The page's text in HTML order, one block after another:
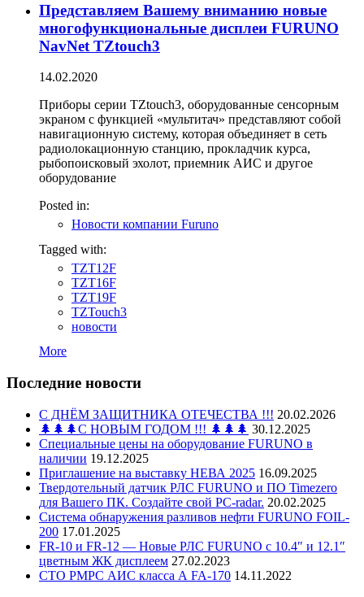
Представляем Вашему вниманию новые
многофункциональные дисплеи FURUNO
NavNet TZtouch3
14.02.2020
Приборы серии TZtouch3, оборудованные сенсорным
экраном с функцией «мультитач» представляют собой
навигационную систему, которая объединяет в сеть
радиолокационную станцию, прокладчик курса,
рыбопоисковый эхолот, приемник АИС и другое
оборудование
Posted in:
Новости компании Furuno
Tagged with:
TZT12F
TZT16F
TZT19F
TZTouch3
новости
More
Последние новости
С ДНЁМ ЗАЩИТНИКА ОТЕЧЕСТВА !!! 20.02.2026
🌲🌲🌲С НОВЫМ ГОДОМ !!! 🌲🌲🌲 30.12.2025
Специальные цены на оборудование FURUNO в
наличии 19.12.2025
Приглашение на выставку НЕВА 2025 16.09.2025
Твердотельный датчик РЛС FURUNO и ПО Timezero
для Вашего ПК. Создайте свой PC-radar. 20.02.2025
Система обнаружения разливов нефти FURUNO FOIL-
200 17.01.2025
FR-10 и FR-12 — Новые РЛС FURUNO c 10.4″ и 12.1″
цветным ЖК дисплеем 27.02.2023
СТО РМРС АИС класса А FA-170 14.11.2022